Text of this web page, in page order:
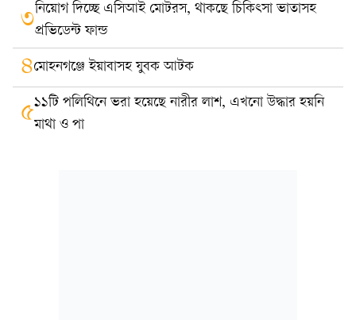
৩নিয়োগ দিচ্ছে এসিআই মোটরস, থাকছে চিকিৎসা ভাতাসহ
প্রভিডেন্ট ফান্ড
৪মোহনগঞ্জে ইয়াবাসহ যুবক আটক
৫১১টি পলিথিনে ভরা হয়েছে নারীর লাশ, এখনো উদ্ধার হয়নি
মাথা ও পা